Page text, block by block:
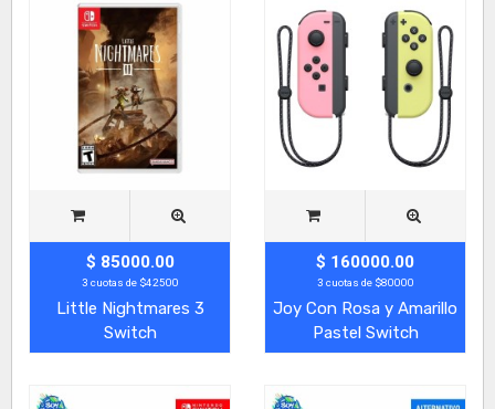
$ 85000.00
3 cuotas de $42500
Little Nightmares 3
Switch
$ 160000.00
3 cuotas de $80000
Joy Con Rosa y Amarillo
Pastel Switch